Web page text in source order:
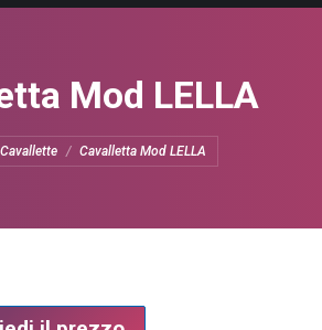
Mod LELLA
Cavallette Cavalletta Mod LELLA